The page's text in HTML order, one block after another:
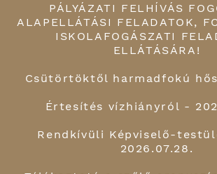
PÁLYÁZATI FELHÍVÁS
ALAPELLÁTÁSI FELADATOK,
ISKOLAFOGÁSZATI
ELLÁTÁSÁRA!
Csütörtöktől harmadfokú
Értesítés vízhiányról -
Rendkívüli Képviselő-
2026.07.28.